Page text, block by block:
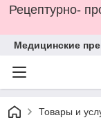
Рецептурно-
Медицинские
Товары и